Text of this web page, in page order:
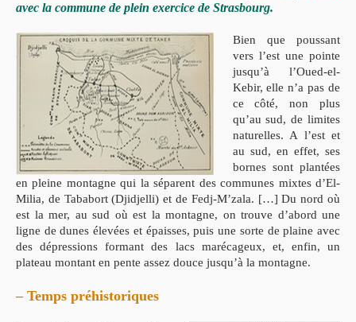
avec la commune de plein exercice de Strasbourg.
Bien que poussant
vers l’est une pointe
jusqu’à l’Oued-el-
Kebir, elle n’a pas de
ce côté, non plus
qu’au sud, de limites
naturelles. A l’est et
au sud, en effet, ses
bornes sont plantées
en pleine montagne qui la séparent des communes mixtes d’El-
Milia, de Tababort (Djidjelli) et de Fedj-M’zala. […] Du nord où
est la mer, au sud où est la montagne, on trouve d’abord une
ligne de dunes élevées et épaisses, puis une sorte de plaine avec
des dépressions formant des lacs marécageux, et, enfin, un
plateau montant en pente assez douce jusqu’à la montagne.
– Temps préhistoriques